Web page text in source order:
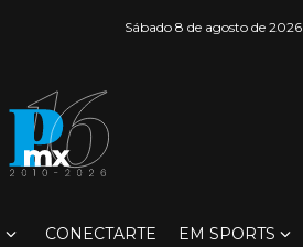
Sábado 8 de agosto de 2026
CONECTARTE EM SPORTS